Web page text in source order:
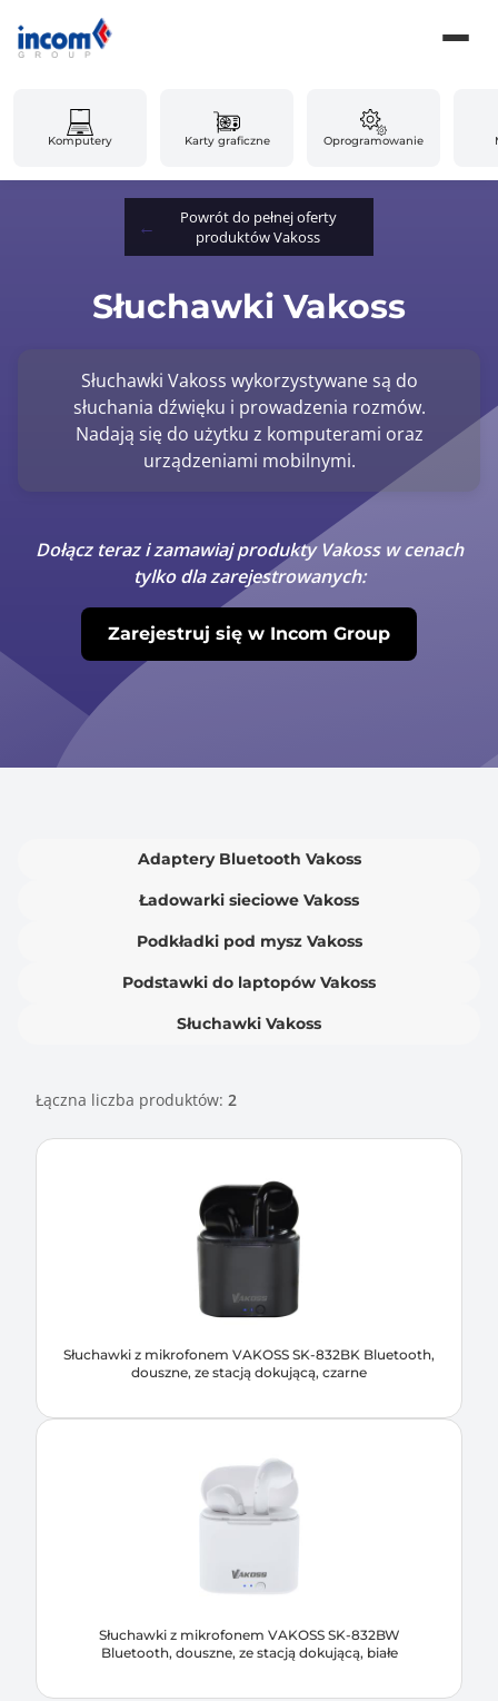
Komputery Karty graficzne Oprogramowanie
Powrót do pełnej oferty
produktów Vakoss
Słuchawki Vakoss
Słuchawki Vakoss wykorzystywane są do
słuchania dźwięku i prowadzenia rozmów.
Nadają się do użytku z komputerami oraz
urządzeniami mobilnymi.
Dołącz teraz i zamawiaj produkty Vakoss w cenach
tylko dla zarejestrowanych:
Zarejestruj się w Incom Group
Adaptery Bluetooth Vakoss
Ładowarki sieciowe Vakoss
Podkładki pod mysz Vakoss
Podstawki do laptopów Vakoss
Słuchawki Vakoss
Łączna liczba produktów: 2
Słuchawki z mikrofonem VAKOSS SK-832BK Bluetooth,
douszne, ze stacją dokującą, czarne
Słuchawki z mikrofonem VAKOSS SK-832BW
Bluetooth, douszne, ze stacją dokującą, białe